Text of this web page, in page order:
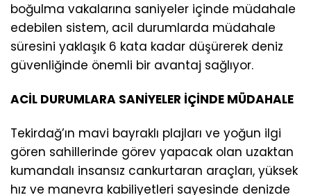
boğulma vakalarına saniyeler içinde müdahale
edebilen sistem, acil durumlarda müdahale
süresini yaklaşık 6 kata kadar düşürerek deniz
güvenliğinde önemli bir avantaj sağlıyor.
ACİL DURUMLARA SANİYELER İÇİNDE MÜDAHALE
Tekirdağ’ın mavi bayraklı plajları ve yoğun ilgi
gören sahillerinde görev yapacak olan uzaktan
kumandalı insansız cankurtaran araçları, yüksek
hız ve manevra kabiliyetleri sayesinde denizde